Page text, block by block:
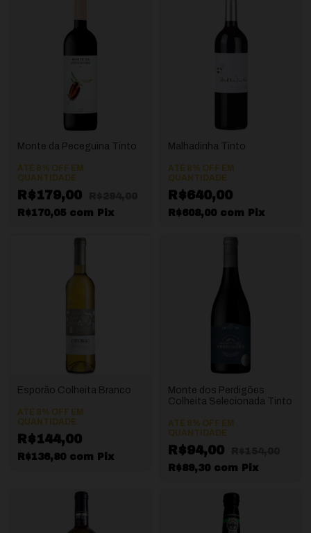
Monte da Peceguina Tinto
ATÉ 8% OFF EM
QUANTIDADE
R$179,00
R$170,05 com Pix
Malhadinha Tinto
ATÉ 8% OFF EM
QUANTIDADE
R$640,00
R$608,00 com Pix
Esporão Colheita Branco
ATÉ 8% OFF EM
QUANTIDADE
R$144,00
R$136,80 com Pix
Monte dos Perdigões
Colheita Selecionada Tinto
ATÉ 8% OFF EM
QUANTIDADE
R$94,00
R$89,30 com Pix